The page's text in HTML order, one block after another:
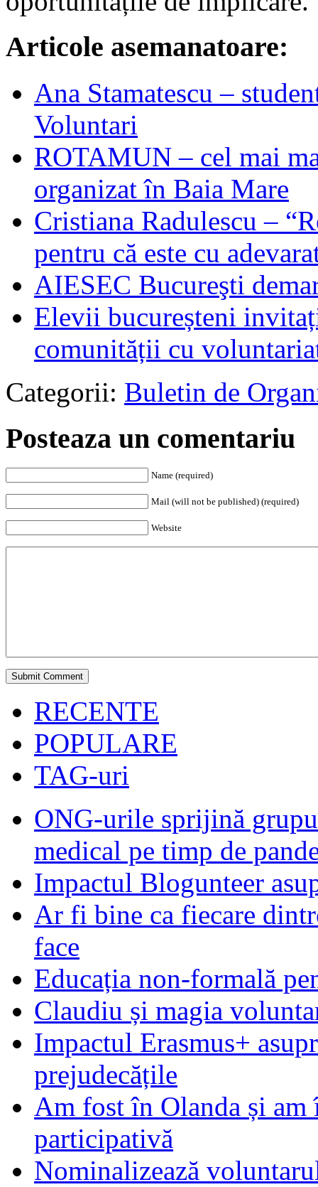
Articole asemanatoare:
Ana Stamatescu –
Voluntari
ROTAMUN – cel mai
organizat în Baia Mare
Cristiana Radulescu –
pentru că este cu
AIESEC Bucureşti
Elevii bucureșteni
comunității cu
Categorii: Buletin de
Posteaza un comentariu
Name (required)
Mail (will not be published) (required)
Website
RECENTE
POPULARE
TAG-uri
ONG-urile sprijină
medical pe timp de
Impactul Blogunteer
Ar fi bine ca fiecare
face
Educația non-formală
Claudiu și magia
Impactul Erasmus+
prejudecățile
Am fost în Olanda și am
participativă
Nominalizează